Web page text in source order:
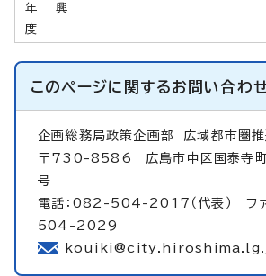
年
度
興
このページに関するお問い合わ
企画総務局政策企画部 広域都市圏
〒730-8586 広島市中区国泰寺
号
電話：082-504-2017（代表） フ
504-2029